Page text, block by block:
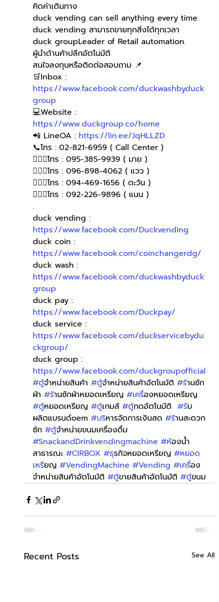
คิดค่าเดินทาง
duck vending can sell anything every time.
duck vending สามารถขายทุกสิ่งได้ทุกเวลา
duck groupLeader of Retail automation.
ผู้นำด้านค้าปลีกอัตโนมัติ
สนใจลงทุนหรือติดต่อสอบถาม 📌
🛒Inbox :
https://www.facebook.com/duckwashbyduck
group
💻Website :
https://www.duckgroup.co/home
📲 LineOA : https://lin.ee/JqHLLZD
📞โทร : 02-821-6959 ( Call Center )
🙋🏻‍♀️โทร : 095-385-9939 ( มาย )
🙋🏻‍♀โทร : 096-898-4062 ( แวว )
🙋🏻‍♀โทร : 094-469-1656 ( ตะวัน )
🙋🏻‍♀️โทร : 092-226-9896 ( แนน )
.
duck vending :
https://www.facebook.com/Duckvending
duck coin :
https://www.facebook.com/coinchangerdg/
duck wash :
https://www.facebook.com/duckwashbyduck
group
duck pay :
https://www.facebook.com/Duckpay/
duck service :
https://www.facebook.com/duckservicebydu
ckgroup/
duck group :
https://www.facebook.com/duckgroupofficial
#ตู้จำหน่ายสินค้า #ตู้จำหน่ายสินค้าอัตโนมัติ #ร้านซัก
ผ้า #ร้านซักผ้าหยอดเหรียญ #เครื่องหยอดเหรียญ
#ตู้หยอดเหรียญ #ตู้เกมส์ #ตู้กดอัตโนมัติ #รับ
ผลิตแบรนด์oem #บริหารจัดการเงินสด #ร้านสะดวก
ซัก #ตู้จำหน่ายขนมเครื่องดื่ม
#SnackandDrinkvendingmachine #ห้องน้ำ
สาธารณะ #CIRBOX #ธุรกิจหยอดเหรียญ #หยอด
เหรียญ #VendingMachine #Vending #เครื่อง
จำหน่ายสินค้าอัตโนมัติ #ตู้ขายสินค้าอัตโนมัติ #ตู้ขนม
Recent Posts See All